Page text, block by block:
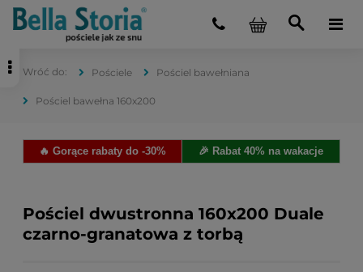
Pościele Pościel bawełniana
Pościel bawełna 160x200
🔥 Gorące rabaty do -30% 🎉 Rabat 40% na wakacje
Pościel dwustronna 160x200 Duale
czarno-granatowa z torbą